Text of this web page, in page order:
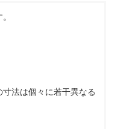
寸法は個々に若干異なる